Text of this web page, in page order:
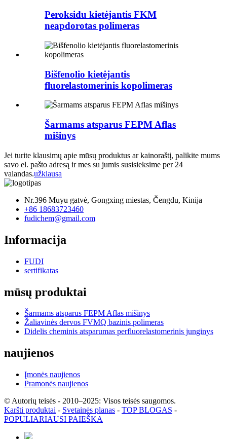
Peroksidu kietėjantis FKM
neapdorotas polimeras
Bišfenolio kietėjantis
fluorelastomerinis kopolimeras
Šarmams atsparus FEPM Aflas
mišinys
Jei turite klausimų apie mūsų produktus ar kainoraštį, palikite mums
savo el. pašto adresą ir mes su jumis susisieksime per 24
valandas.užklausa
Nr.396 Muyu gatvė, Gongxing miestas, Čengdu, Kinija
+86 18683723460
fudichem@gmail.com
Informacija
FUDI
sertifikatas
mūsų produktai
Šarmams atsparus FEPM Aflas mišinys
Žaliavinės dervos FVMQ bazinis polimeras
Didelis cheminis atsparumas perfluorelastomerinis junginys
naujienos
Įmonės naujienos
Pramonės naujienos
© Autorių teisės - 2010–2025: Visos teisės saugomos.
Karšti produktai - Svetainės planas - TOP BLOGAS -
POPULIARIAUSI PAIEŠKA